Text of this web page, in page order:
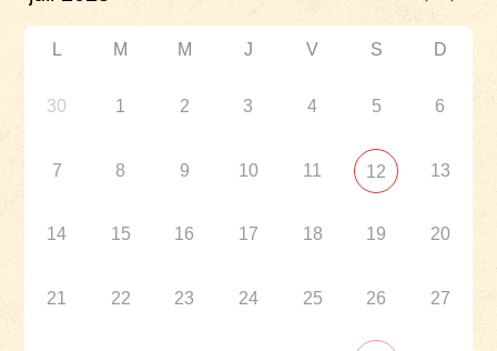
L M M J V S D
30 1 2 3 4 5 6
7 8 9 10 11 12 13
14 15 16 17 18 19 20
21 22 23 24 25 26 27